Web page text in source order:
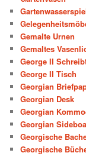
Gemalte Urnen
Gemaltes
George II
George II Tisch
Georgian
Georgian Desk
Georgian
Georgian
Georgische
Georgische